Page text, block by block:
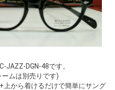
JAZZ-DGN-48です。
ムは別売りです)
上から着けるだけで簡単にサング